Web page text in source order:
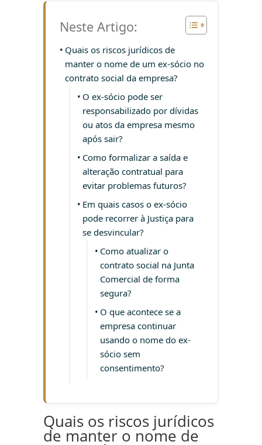
Neste Artigo:
Quais os riscos jurídicos de
manter o nome de um ex-sócio no
contrato social da empresa?
O ex-sócio pode ser
responsabilizado por dívidas
ou atos da empresa mesmo
após sair?
Como formalizar a saída e
alteração contratual para
evitar problemas futuros?
Em quais casos o ex-sócio
pode recorrer à Justiça para
se desvincular?
Como atualizar o
contrato social na Junta
Comercial de forma
segura?
O que acontece se a
empresa continuar
usando o nome do ex-
sócio sem
consentimento?
Quais os riscos jurídicos
de manter o nome de